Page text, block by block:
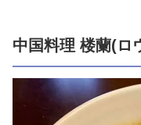
中国料理 楼蘭(ロ